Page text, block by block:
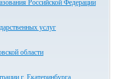
Российской Федерации
услуг
области
г. Екатеринбурга